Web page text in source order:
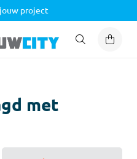
project
met